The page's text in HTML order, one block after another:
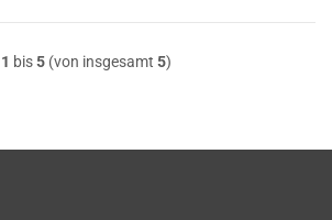
1 bis5(von insgesamt 5)